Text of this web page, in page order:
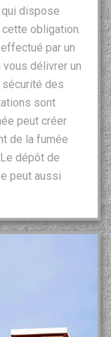
qui dispose
obligation.
par un
délivrer un
sécurité des
sont
peut créer
de la fumée
dépôt de
peut aussi